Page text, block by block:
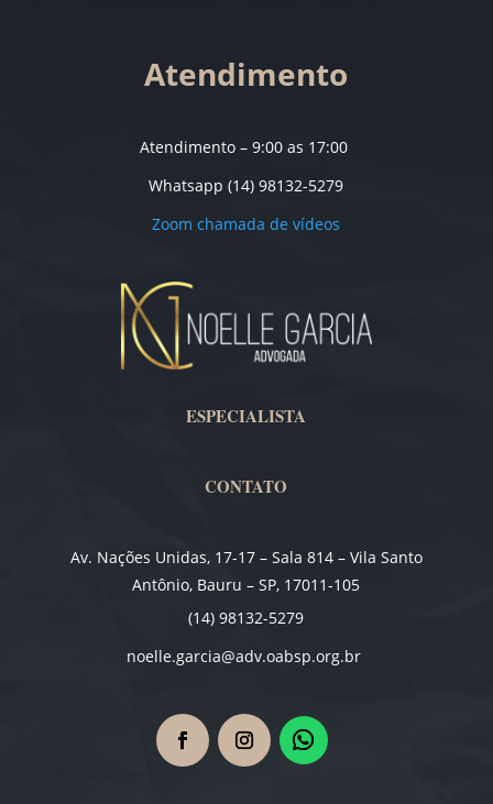
Atendimento
Atendimento – 9:00 as 17:00
Whatsapp (14) 98132-5279
Zoom chamada de vídeos
ESPECIALISTA
CONTATO
Av. Nações Unidas, 17-17 – Sala 814 – Vila Santo
Antônio, Bauru – SP, 17011-105
(14) 98132-5279
noelle.garcia@adv.oabsp.org.br